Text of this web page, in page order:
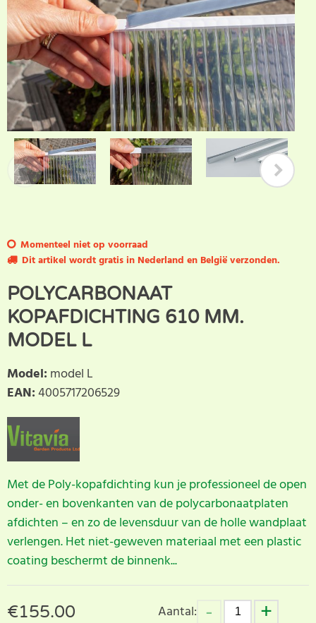
Momenteel niet op voorraad
Dit artikel wordt gratis in Nederland en België verzonden.
POLYCARBONAAT
KOPAFDICHTING 610 MM.
MODEL L
Model: model L
EAN:4005717206529
Met de Poly-kopafdichting kun je professioneel de open
onder- en bovenkanten van de polycarbonaatplaten
afdichten – en zo de levensduur van de holle wandplaat
verlengen. Het niet-geweven materiaal met een plastic
coating beschermt de binnenk...
€155.00
Aantal: